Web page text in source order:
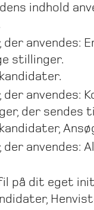
dens indhold
anvendes:
stillinger.
anvendes:
der
anvendes:
på dit eget